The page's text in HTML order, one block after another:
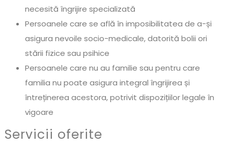
necesită îngrijire specializată
Persoanele care se află în imposibilitatea de a-și
asigura nevoile socio-medicale, datorită bolii ori
stării fizice sau psihice
Persoanele care nu au familie sau pentru care
familia nu poate asigura integral îngrijirea și
întreținerea acestora, potrivit dispozițiilor legale în
vigoare
Servicii oferite